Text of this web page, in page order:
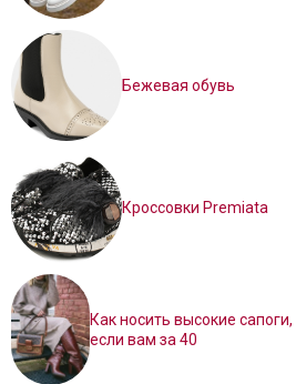
Бежевая обувь
Кроссовки Premiata
Как носить высокие сапоги,
если вам за 40